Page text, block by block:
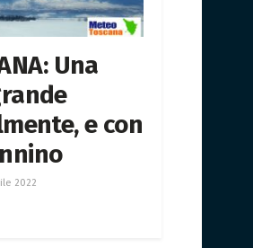
Una
e con
2022